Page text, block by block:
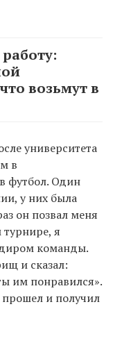
возьмут в
университета
в
футбол. Один
у них была
он позвал меня
я
команды.
и сказал:
им понравился».
и получил